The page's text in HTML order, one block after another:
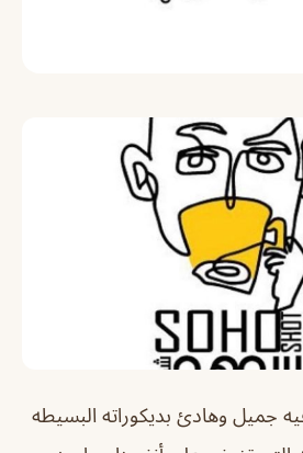
جميل وهادئ بديكوراته البسيطه